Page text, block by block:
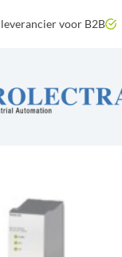
voor B2B